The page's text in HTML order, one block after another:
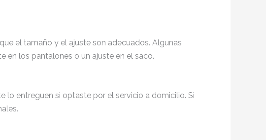
el tamaño y el ajuste son adecuados. Algunas
en los pantalones o un ajuste en el saco.
lo entreguen si optaste por el servicio a domicilio. Si